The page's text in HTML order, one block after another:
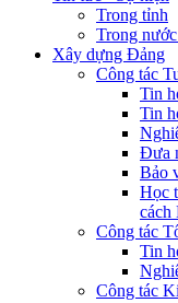
Trong tỉnh
Trong
Xây dựng Đảng
Công tác
Tin
Tin
Đưa
Bảo
Học
cách
Công tác
Tin
Công tác